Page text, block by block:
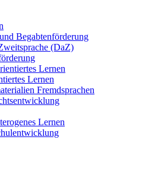
Begabtenförderung
(DaZ)
Lernen
Lernen
Fremdsprachen
Lernen